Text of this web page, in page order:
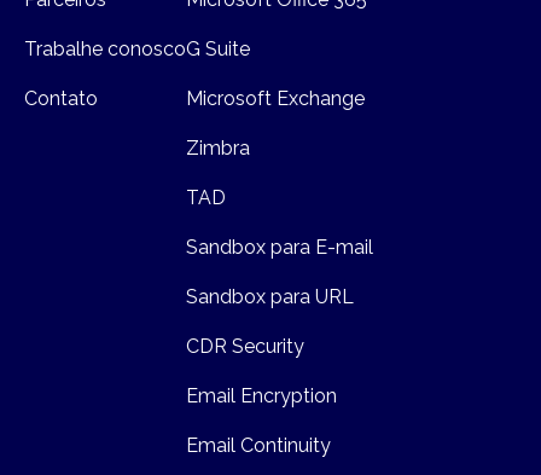
Trabalhe conosco
Contato
G Suite
Microsoft Exchange
Zimbra
TAD
Sandbox para E-mail
Sandbox para URL
CDR Security
Email Encryption
Email Continuity